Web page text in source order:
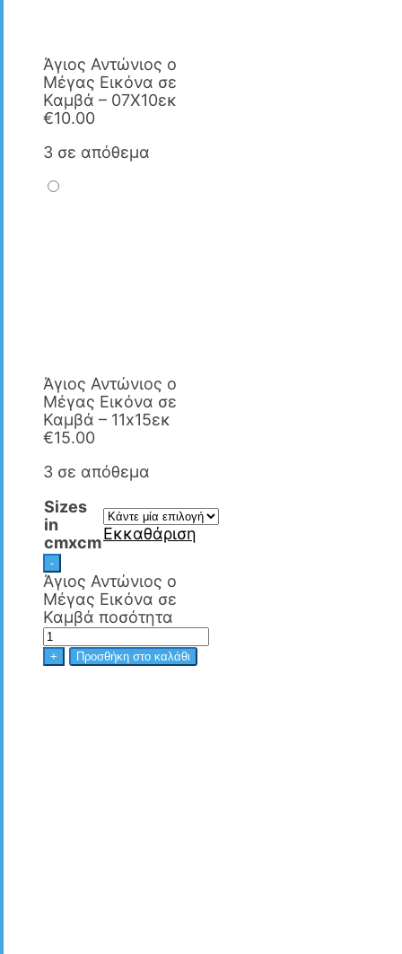
Άγιος Αντώνιος ο
Μέγας Εικόνα σε
Καμβά – 07X10εκ
€10.00
3 σε απόθεμα
Άγιος Αντώνιος ο
Μέγας Εικόνα σε
Καμβά – 11x15εκ
€15.00
3 σε απόθεμα
Sizes
in
cmxcmΕκκαθάριση
-
Άγιος Αντώνιος ο
Μέγας Εικόνα σε
Καμβά ποσότητα
+ Προσθήκη στο καλάθι